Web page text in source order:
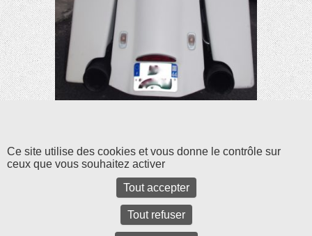
Ce site utilise des cookies et vous donne le contrôle sur
ceux que vous souhaitez activer
Tout accepter
Tout refuser